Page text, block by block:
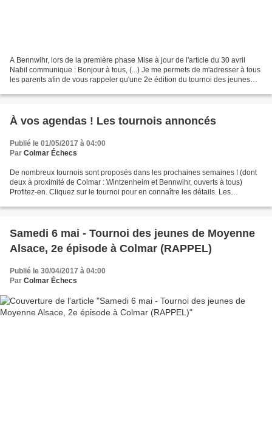
A Bennwihr, lors de la première phase Mise à jour de l'article du 30 avril
Nabil communique : Bonjour à tous, (...) Je me permets de m'adresser à tous
les parents afin de vous rappeler qu'une 2e édition du tournoi des jeunes
À vos agendas ! Les tournois annoncés
Publié le 01/05/2017 à 04:00
Par Colmar Échecs
De nombreux tournois sont proposés dans les prochaines semaines ! (dont
deux à proximité de Colmar : Wintzenheim et Bennwihr, ouverts à tous)
Profitez-en. Cliquez sur le tournoi pour en connaître les détails. Les
Samedi 6 mai - Tournoi des jeunes de Moyenne
Alsace, 2e épisode à Colmar (RAPPEL)
Publié le 30/04/2017 à 04:00
Par Colmar Échecs